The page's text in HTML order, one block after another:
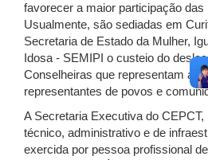
favorecer a maior participação
Usualmente, são sediadas em
Secretaria de Estado da Mulher,
Idosa - SEMIPI o custeio do
Conselheiras que representam a
representantes de povos e
A Secretaria Executiva do
técnico, administrativo e de
exercida por pessoa profissional